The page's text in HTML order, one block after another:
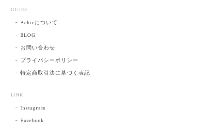
GUIDE
Achicについて
BLOG
お問い合わせ
プライバシーポリシー
特定商取引法に基づく表記
LINK
Instagram
Facebook